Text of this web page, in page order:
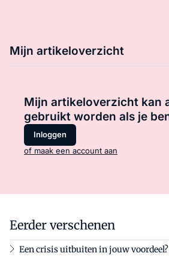
Mijn artikeloverzicht
Mijn artikeloverzicht kan
gebruikt worden als je
Inloggen
of maak een account aan
Eerder verschenen
Een crisis uitbuiten in jouw